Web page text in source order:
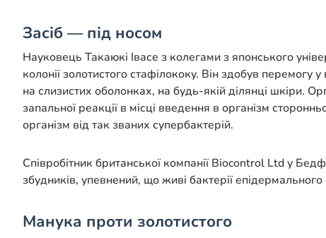
Засіб — під носом
Науковець Такаюкі Івасе з колегами з японського
колонії золотистого стафілококу. Він здобув
на слизистих оболонках, на будь-якій ділянці шкіри.
запальної реакції в місці введення в організм
організм від так званих супербактерій.
Співробітник британської компанії Bіocontrol Ltd у
збудників, упевнений, що живі бактерії
Манука проти золотистого